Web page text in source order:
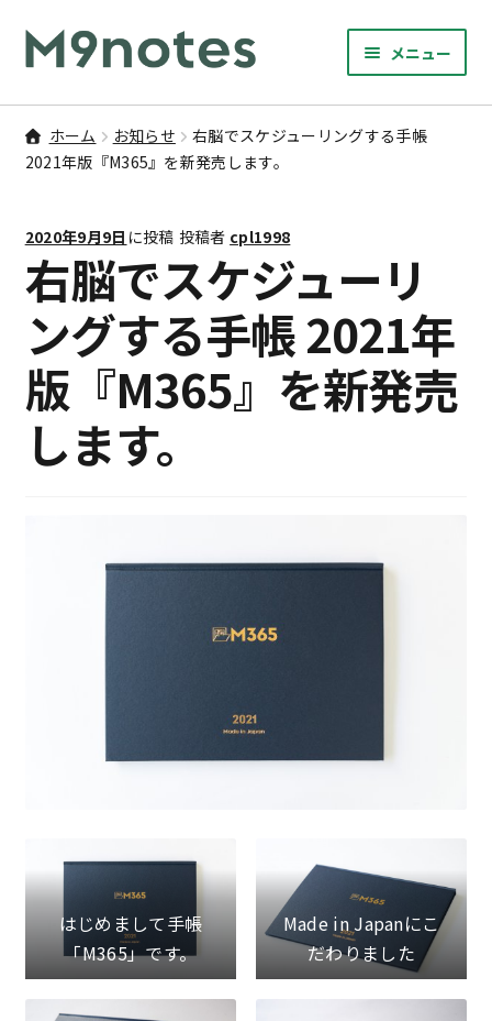
ナ
ビ
ゲ
ー
シ
へ
ス
キ
ッ
プ
コ
ン
テ
ン
ツ
キ
ッ
プ
メニュー
9マスノート
サ
開
書籍・文具・雑貨
を
展
開
研修
ュ
ー
を
展
M9notesのこと
お問い合わせ
アカウント
ご利用案内
ホーム お知らせ
右脳でスケジューリングする手帳
2021年版『M365』を新発売します。
2020年9月9日 に投稿 投稿者 cpl1998
右脳でスケジューリ
ングする手帳 2021年
版『M365』を新発売
します。
はじめまして手帳
「M365」です。
Made in Japanにこ
だわりました